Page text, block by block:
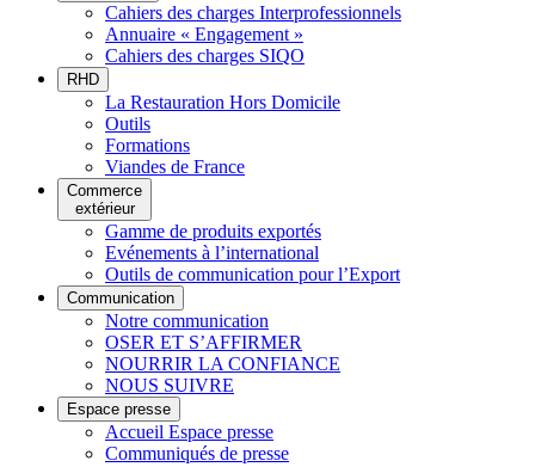
Cahiers des charges Interprofessionnels
Annuaire « Engagement »
Cahiers des charges SIQO
RHD
La Restauration Hors Domicile
Outils
Formations
Viandes de France
Commerce
extérieur
Gamme de produits exportés
Evénements à l’international
Outils de communication pour l’Export
Communication
Notre communication
OSER ET S’AFFIRMER
NOURRIR LA CONFIANCE
NOUS SUIVRE
Espace presse
Accueil Espace presse
Communiqués de presse